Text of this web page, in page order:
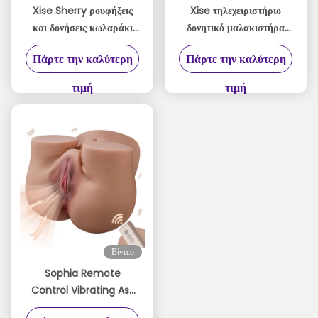
Xise Sherry ρουφήξεις
και δονήσεις κωλαράκι
6.2kg 2 σε 1 TPR
κωλαράκι αυνανιστή
Πάρτε την καλύτερη
τιμή
Xise τηλεχειριστήριο
δονητικό μαλακιστήρα
κώλο 24lb Μεγάλο
μαλακιστήρα κώλο
αυτόματο
Πάρτε την καλύτερη
τιμή
Βίντεο
Sophia Remote
Control Vibrating Ass
Masturbator 24lb Soft